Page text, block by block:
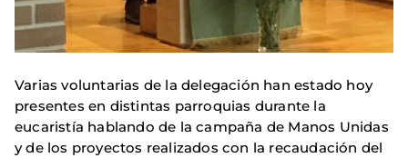
Varias voluntarias de la delegación han estado hoy
presentes en distintas parroquias durante la
eucaristía hablando de la campaña de Manos Unidas
y de los proyectos realizados con la recaudación del